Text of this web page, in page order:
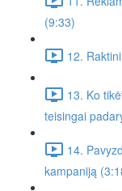
(9:33)
12.
13. Ko
teisingai
14.
kampaniją